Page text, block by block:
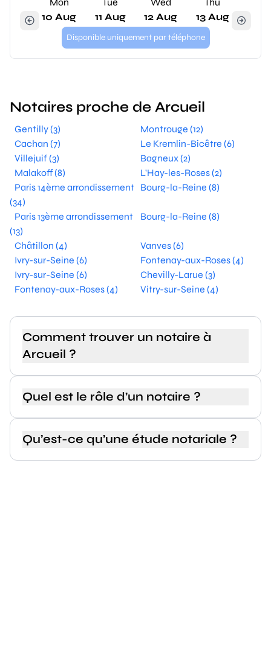
10 Aug
11 Aug
12 Aug
13 Aug
Disponible uniquement par téléphone
Notaires proche de Arcueil
Gentilly (3)
Montrouge (12)
Cachan (7)
Le Kremlin-Bicêtre (6)
Villejuif (3)
Bagneux (2)
Malakoff (8)
L'Hay-les-Roses (2)
Paris 14ème arrondissement
(34)
Bourg-la-Reine (8)
Paris 13ème arrondissement
(13)
Bourg-la-Reine (8)
Châtillon (4)
Vanves (6)
Ivry-sur-Seine (6)
Fontenay-aux-Roses (4)
Ivry-sur-Seine (6)
Chevilly-Larue (3)
Fontenay-aux-Roses (4)
Vitry-sur-Seine (4)
Comment trouver un notaire à
Arcueil ?
Quel est le rôle d’un notaire ?
Qu’est-ce qu’une étude notariale ?